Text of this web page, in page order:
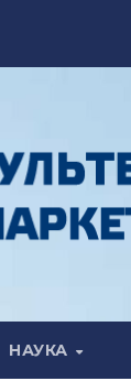
НАУКА